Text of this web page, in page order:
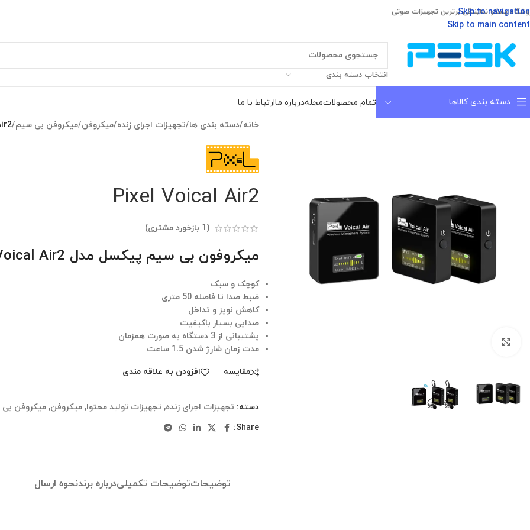
Skip to navigation
Skip to main content
پسکو نمایندگی برترین تجهیزات صوتی
انتخاب دسته بندی
دسته بندی کالاها تمام محصولاتمجلهدرباره ماارتباط با ما
خانه/دسته بندی ها/تجهیزات اجرای زنده/میکروفن/میکروفن بی سیم/
Pixel Voical Air2
(
1 بازخورد مشتری)
میکروفون بی سیم پیکسل مدل Voical Air2
کوچک و سبک
ضبط صدا تا فاصله 50 متری
کاهش نویز و تداخل
صدایی بسیار باکیفیت
پشتیبانی از 3 دستگاه به صورت همزمان
مدت زمان شارژ شدن 1.5 ساعت
مقایسه افزودن به علاقه مندی
دسته: تجهیزات اجرای زنده, تجهیزات تولید محتوا, میکروفن, میکروفن
Share:
توضیحاتتوضیحات تکمیلیدرباره برندنحوه ارسال